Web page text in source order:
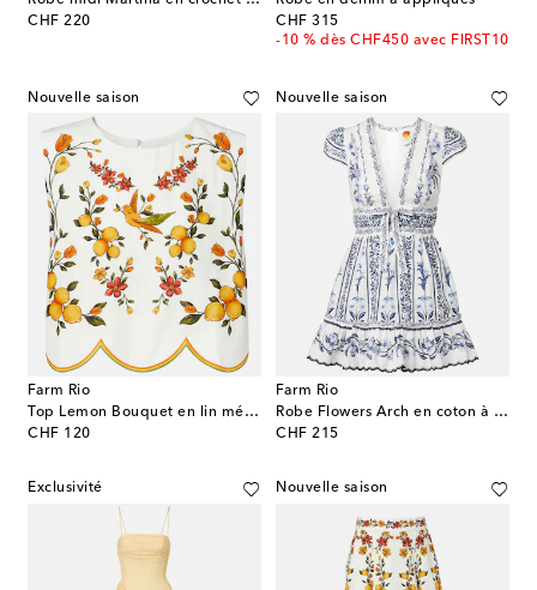
CHF 220
original price
CHF 315
original price
-10 % dès CHF450 avec FIRST10
Nouvelle saison
Farm Rio
Top Lemon Bouquet en lin mélangé
CHF 120
original price
Nouvelle saison
Farm Rio
Robe Flowers Arch en coton à fleurs
CHF 215
original price
Exclusivité Nouvelle saison